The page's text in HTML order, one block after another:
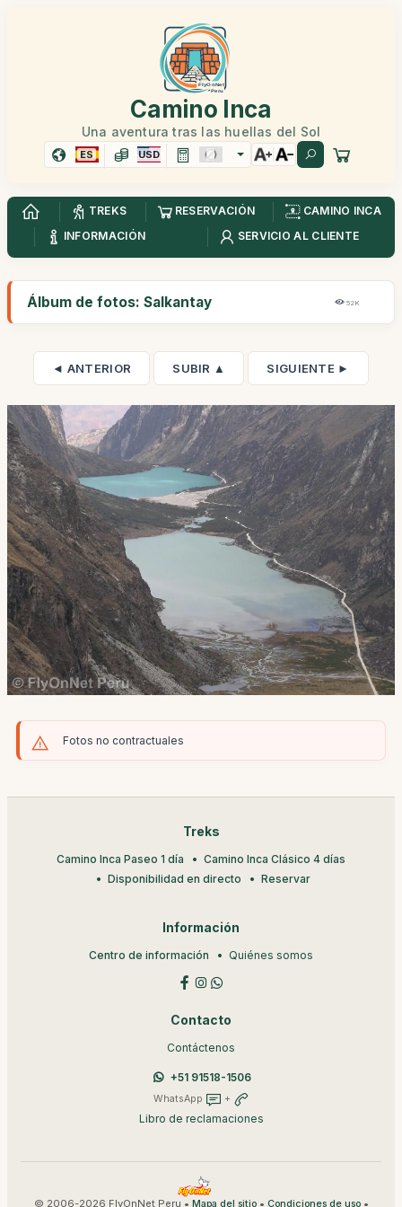
Camino Inca
Una aventura tras las huellas del Sol
ES USD
TREKS RESERVACIÓN
CAMINO INCA
INFORMACIÓN
SERVICIO AL CLIENTE
Álbum de fotos: Salkantay 52K
◄ ANTERIOR SUBIR ▲ SIGUIENTE ►
Fotos no contractuales
Treks
Camino Inca Paseo 1 día
Camino Inca Clásico 4 días
Disponibilidad en directo
Reservar
Información
Centro de información Quiénes somos
Contacto
Contáctenos
+51 91518-1506
WhatsApp +
Libro de reclamaciones
© 2006-2026 FlyOnNet Peru • Mapa del sitio• Condiciones de uso•